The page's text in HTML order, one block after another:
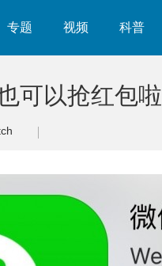
专题 视频 科普
可以抢红包啦